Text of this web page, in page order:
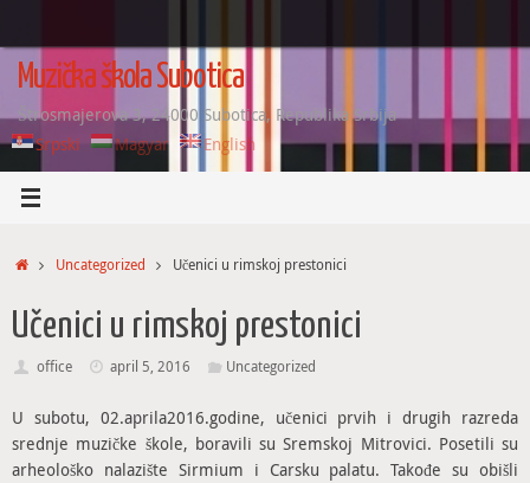
content
Muzička škola Subotica
Štrosmajerova 3, 24000 Subotica, Republika Srbija
Srpski
Magyar English
HomeUncategorized Učenici u rimskoj prestonici
Učenici u rimskoj prestonici
office april 5, 2016 Uncategorized
U subotu, 02.aprila2016.godine, učenici prvih i drugih razreda
srednje muzičke škole, boravili su Sremskoj Mitrovici. Posetili su
arheološko nalazište Sirmium i Carsku palatu. Takođe su obišli